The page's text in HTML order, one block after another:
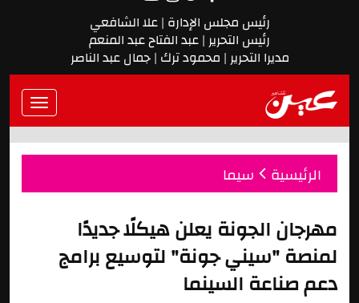
رئيس مجلس الإدارة | علا الشافعي
رئيس التحرير | عبد الفتاح عبد المنعم
مديرا التحرير | محمود ترك | جمال عبد الناصر
Toggle
الرئيسية سيما
مهرجان الجونة يعلن هيكلًا جديدًا
لمنصة "سيني جونة" لتوسيع برامج
دعم صناعة السينما